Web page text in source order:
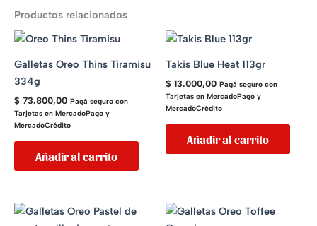
Productos relacionados
Galletas Oreo Thins Tiramisu
334g
$ 73.800,00 Pagá seguro con
Tarjetas en MercadoPago y
MercadoCrédito
Añadir al carrito
Takis Blue Heat 113gr
$ 13.000,00 Pagá seguro con
Tarjetas en MercadoPago y
MercadoCrédito
Añadir al carrito